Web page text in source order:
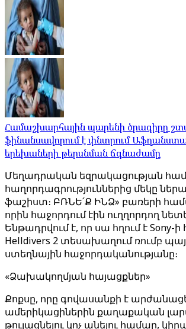
Համաշխարհային պարենի ծրագիրը
ֆինանսավորում է փնտրում
երեխաների թերսնման ճգնաժամը
Մեղադրական եզրակացության
հաղորդագրություններից մեկը
ֆաշիստ։ ԲՌՆԵ՛Ք ԻՆՁ» բառերի
որին հաջորդում էին ուղղորդող
Ենթադրվում է, որ սա հղում է Sony-
Helldivers 2 տեսախաղում ռումբ
ստեղնային հաջորդականությանը։
«Ձախակողմյան հայացքներ»
Քոքսը, որը գովասանքի է
ամերիկացիներին քաղաքական
թուլացնելու կոչ անելու համար,